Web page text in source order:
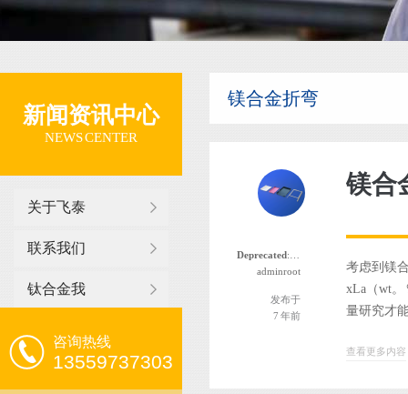
新闻资讯中心
NEWS CENTER
关于飞泰
联系我们
钛合金我
咨询热线
13559737303
镁合金折弯
Deprecated : 函数 the_author_nickname 自版本 2.8.0 起已
adminroot
发布于
7 年前
镁合
考虑到镁
xLa（wt
量研究才
查看更多内容